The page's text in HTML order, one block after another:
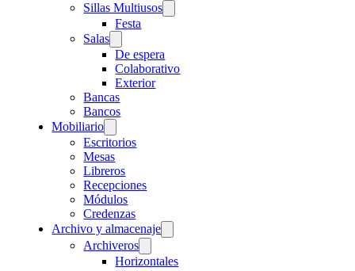
Sillas Multiusos
Festa
Salas
De espera
Colaborativo
Exterior
Bancas
Bancos
Mobiliario
Escritorios
Mesas
Libreros
Recepciones
Módulos
Credenzas
Archivo y almacenaje
Archiveros
Horizontales